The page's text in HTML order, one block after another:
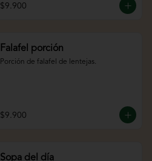
$9.900
Falafel porción
Porción de falafel de lentejas.
$9.900
Sopa del día